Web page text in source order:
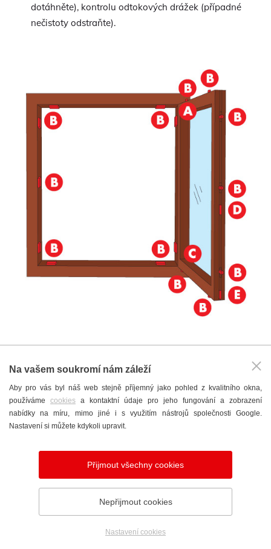
dotáhněte), kontrolu odtokových drážek (případné
nečistoty odstraňte).
Poptávka
Na vašem soukromí nám záleží
Aby pro vás byl náš web stejně příjemný jako pohled z kvalitního okna,
používáme cookies a kontaktní údaje pro jeho fungování a zobrazení
nabídky na míru, mimo jiné i s využitím nástrojů společnosti Google.
Nastavení si můžete kdykoli upravit.
Přijmout všechny cookies
Nepřijmout cookies
Nastavení cookies